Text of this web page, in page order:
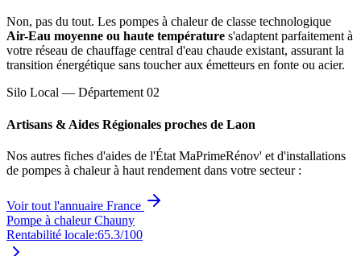
Non, pas du tout. Les pompes à chaleur de classe technologique
Air-Eau moyenne ou haute température s'adaptent parfaitement à
votre réseau de chauffage central d'eau chaude existant, assurant la
transition énergétique sans toucher aux émetteurs en fonte ou acier.
Silo Local — Département 02
Artisans & Aides Régionales proches de Laon
Nos autres fiches d'aides de l'État MaPrimeRénov' et d'installations
de pompes à chaleur à haut rendement dans votre secteur :
Voir tout l'annuaire France
Pompe à chaleur Chauny
Rentabilité locale:65.3/100